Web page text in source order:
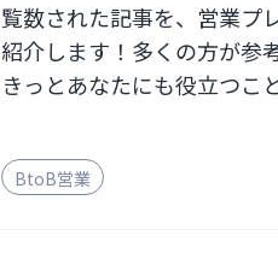
覧数された記事を、営業プ
紹介します！多くの方が参
きっとあなたにも役立つこ
BtoB営業